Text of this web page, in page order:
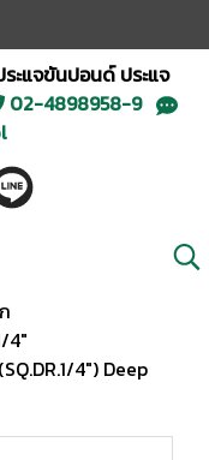
ระแจขันปอนด์ ประแจ
02-4898958-9
4"
4") Deep